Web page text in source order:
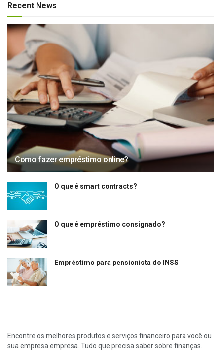
Recent News
Como fazer empréstimo online?
O que é smart contracts?
O que é empréstimo consignado?
Empréstimo para pensionista do INSS
Encontre os melhores produtos e serviços financeiro para você ou
sua empresa empresa. Tudo que precisa saber sobre finanças.